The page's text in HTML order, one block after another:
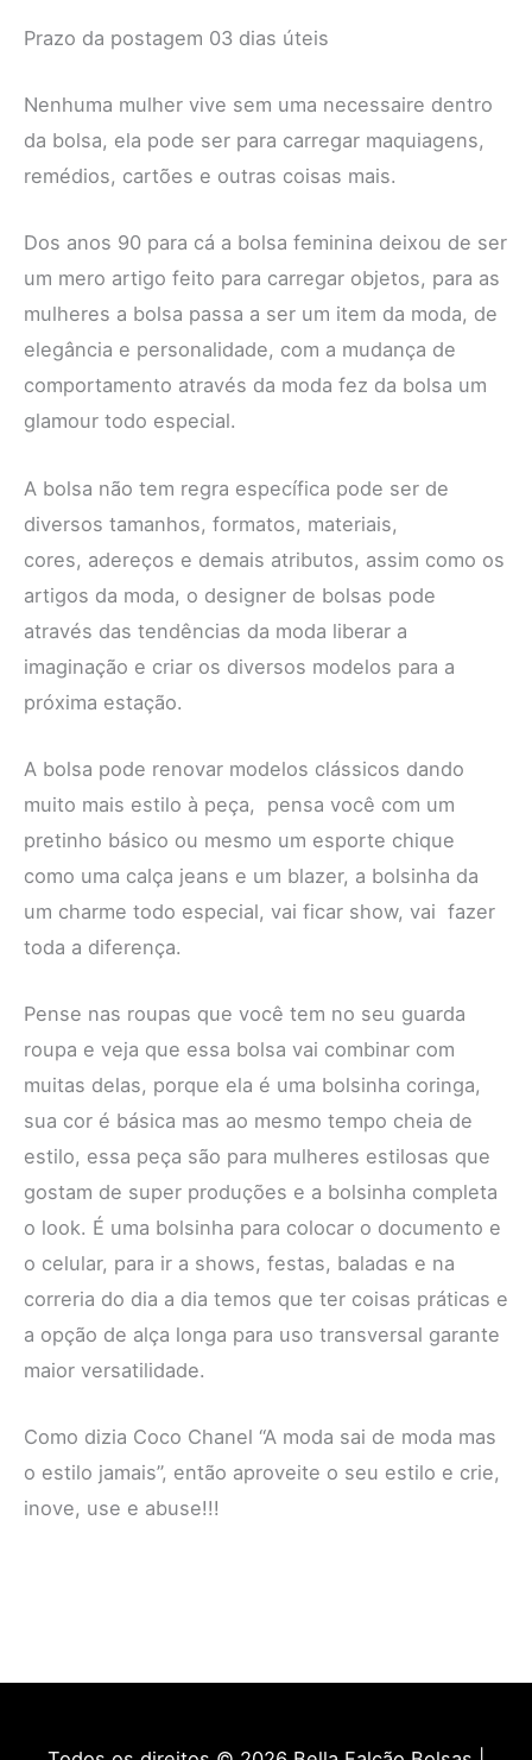
Prazo da postagem 03 dias úteis
Nenhuma mulher vive sem uma necessaire dentro
da bolsa, ela pode ser para carregar maquiagens,
remédios, cartões e outras coisas mais.
Dos anos 90 para cá a bolsa feminina deixou de ser
um mero artigo feito para carregar objetos, para as
mulheres a bolsa passa a ser um item da moda, de
elegância e personalidade, com a mudança de
comportamento através da moda fez da bolsa um
glamour todo especial.
A bolsa não tem regra específica pode ser de
diversos tamanhos, formatos, materiais,
cores, adereços e demais atributos, assim como os
artigos da moda, o designer de bolsas pode
através das tendências da moda liberar a
imaginação e criar os diversos modelos para a
próxima estação.
A bolsa pode renovar modelos clássicos dando
muito mais estilo à peça, pensa você com um
pretinho básico ou mesmo um esporte chique
como uma calça jeans e um blazer, a bolsinha da
um charme todo especial, vai ficar show, vai fazer
toda a diferença.
Pense nas roupas que você tem no seu guarda
roupa e veja que essa bolsa vai combinar com
muitas delas, porque ela é uma bolsinha coringa,
sua cor é básica mas ao mesmo tempo cheia de
estilo, essa peça são para mulheres estilosas que
gostam de super produções e a bolsinha completa
o look. É uma bolsinha para colocar o documento e
o celular, para ir a shows, festas, baladas e na
correria do dia a dia temos que ter coisas práticas e
a opção de alça longa para uso transversal garante
maior versatilidade.
Como dizia Coco Chanel “A moda sai de moda mas
o estilo jamais”, então aproveite o seu estilo e crie,
inove, use e abuse!!!